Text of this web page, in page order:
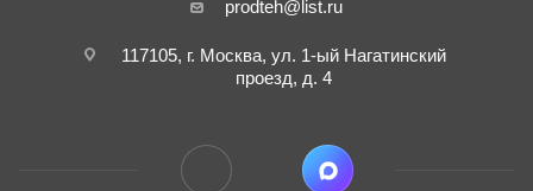
prodteh@list.ru
117105, г. Москва, ул. 1-ый Нагатинский
проезд, д. 4